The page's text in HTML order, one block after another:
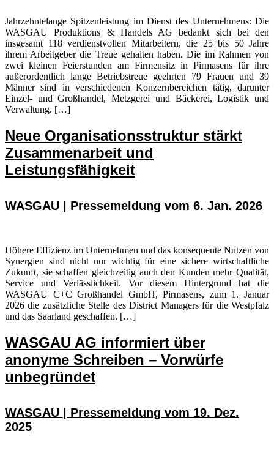
Jahrzehntelange Spitzenleistung im Dienst des Unternehmens: Die
WASGAU Produktions & Handels AG bedankt sich bei den
insgesamt 118 verdienstvollen Mitarbeitern, die 25 bis 50 Jahre
ihrem Arbeitgeber die Treue gehalten haben. Die im Rahmen von
zwei kleinen Feierstunden am Firmensitz in Pirmasens für ihre
außerordentlich lange Betriebstreue geehrten 79 Frauen und 39
Männer sind in verschiedenen Konzernbereichen tätig, darunter
Einzel- und Großhandel, Metzgerei und Bäckerei, Logistik und
Verwaltung. […]
Neue Organisationsstruktur stärkt
Zusammenarbeit und
Leistungsfähigkeit
WASGAU | Pressemeldung vom 6. Jan. 2026
Höhere Effizienz im Unternehmen und das konsequente Nutzen von
Synergien sind nicht nur wichtig für eine sichere wirtschaftliche
Zukunft, sie schaffen gleichzeitig auch den Kunden mehr Qualität,
Service und Verlässlichkeit. Vor diesem Hintergrund hat die
WASGAU C+C Großhandel GmbH, Pirmasens, zum 1. Januar
2026 die zusätzliche Stelle des District Managers für die Westpfalz
und das Saarland geschaffen. […]
WASGAU AG informiert über
anonyme Schreiben – Vorwürfe
unbegründet
WASGAU | Pressemeldung vom 19. Dez.
2025